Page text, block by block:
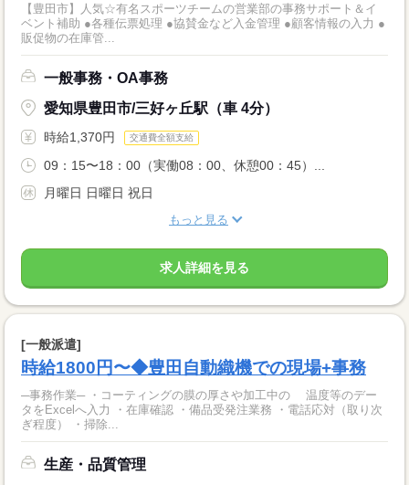
【豊田市】人気☆有名スポーツチームの営業部の事務サポート＆イ
ベント補助 ●各種伝票処理 ●協賛金など入金管理 ●顧客情報の入力 ●
販促物の在庫管...
一般事務・OA事務
愛知県豊田市/三好ヶ丘駅（車 4分）
時給1,370円 交通費全額支給
09：15〜18：00（実働08：00、休憩00：45）...
月曜日 日曜日 祝日
もっと見る
求人詳細を見る
[一般派遣]
時給1800円〜◆豊田自動織機での現場+事務
─事務作業─ ・コーティングの膜の厚さや加工中の 温度等のデー
タをExcelへ入力 ・在庫確認 ・備品受発注業務 ・電話応対（取り次
ぎ程度） ・掃除...
生産・品質管理